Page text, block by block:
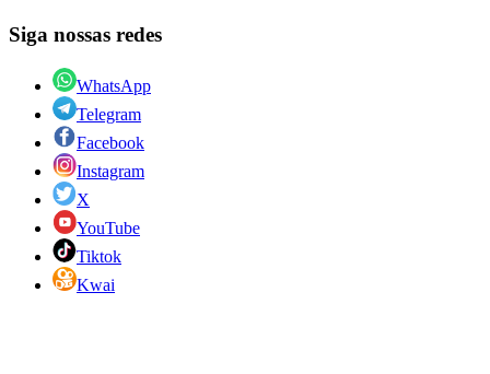
Siga nossas redes
WhatsApp
Telegram
Facebook
Instagram
X
YouTube
Tiktok
Kwai